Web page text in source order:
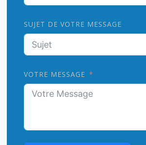
SUJET DE VOTRE MESSAGE
VOTRE MESSAGE